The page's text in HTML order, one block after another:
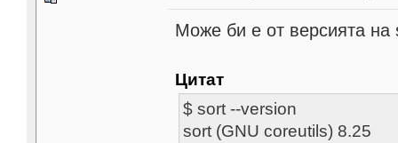
Може би е от версията на
Цитат
$ sort --version
sort (GNU coreutils) 8.25